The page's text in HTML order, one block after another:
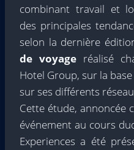
combinant travail et
des principales
selon la dernière
de voyageréalisé
Hotel Group, sur la
sur ses différents
Cette étude, annoncée
événement au cours
Experiences a été